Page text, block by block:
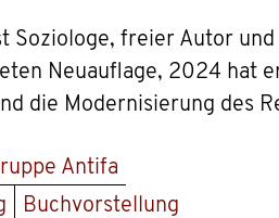
Soziologe, freier Autor
Neuauflage, 2024 hat
die Modernisierung des
Antifa
Buchvorstellung